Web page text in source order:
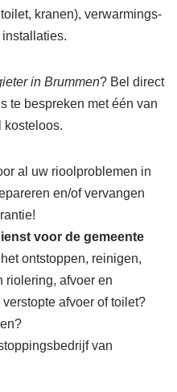
kranen), verwarmings-
in Brummen? Bel direct
te bespreken met één van
kosteloos.
al uw rioolproblemen in
en/of vervangen
voor de gemeente
ontstoppen, reinigen,
riolering, afvoer en
afvoer of toilet?
van